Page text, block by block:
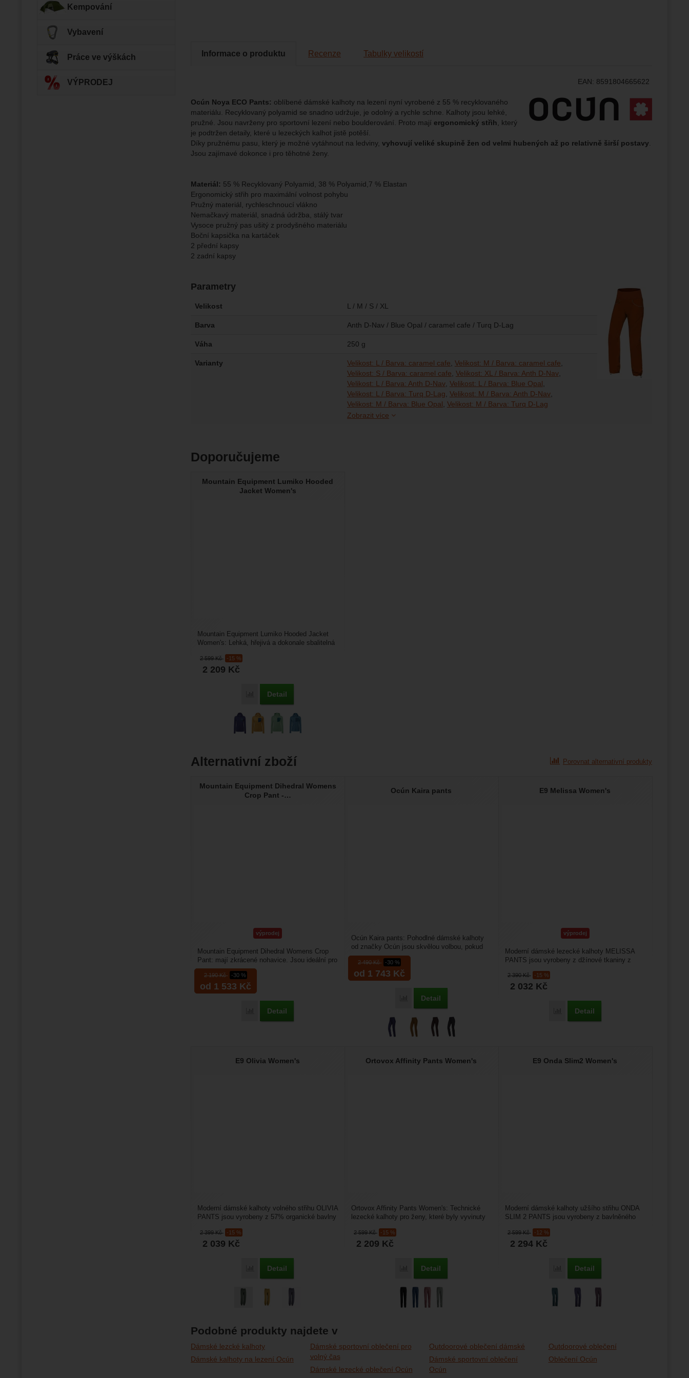
Zobrazit
Tyto cookies nám umožňují měření výkonu našeho webu i našich reklamních kampaní.
Zobrazit
Marketingové cookies používáme my nebo naši partneři, abychom vám mohli zobrazit
vhodné obsahy nebo reklamy jak na našich stránkách, tak na stránkách třetích stran.
Informace o produktu Recenze Tabulky velikostí
EAN: 8591804665622
Výrobce:
Ocún Noya ECO Pants: oblíbené dámské kalhoty na lezení nyní vyrobené z 55 % recyklovaného
materiálu. Recyklovaný polyamid se snadno udržuje, je odolný a rychle schne. Kalhoty jsou lehké,
pružné. Jsou navrženy pro sportovní lezení nebo boulderování. Proto mají ergonomický střih, který
je podtržen detaily, které u lezeckých kalhot jistě potěší.
Díky pružnému pasu, který je možné vytáhnout na ledviny, vyhovují veliké skupině žen od velmi hubených až po relativně širší postavy.
Jsou zajímavé dokonce i pro těhotné ženy.
Materiál: 55 % Recyklovaný Polyamid, 38 % Polyamid,7 % Elastan
Ergonomický střih pro maximální volnost pohybu
Pružný materiál, rychleschnoucí vlákno
Nemačkavý materiál, snadná údržba, stálý tvar
Vysoce pružný pas ušitý z prodyšného materiálu
Boční kapsička na kartáček
2 přední kapsy
2 zadní kapsy
Parametry
Velikost L / M / S / XL
Barva Anth D-Nav / Blue Opal / caramel cafe / Turq D-Lag
Váha 250 g
Varianty Velikost: L / Barva: caramel cafe Velikost: M / Barva: caramel cafe
Velikost: S / Barva: caramel cafe Velikost: XL / Barva: Anth D-Nav
Velikost: L / Barva: Anth D-Nav Velikost: L / Barva: Blue Opal
Velikost: L / Barva: Turq D-Lag Velikost: M / Barva: Anth D-Nav
Velikost: M / Barva: Blue Opal Velikost: M / Barva: Turq D-LagVelikost: S / Barva: Anth D-Nav
Velikost: S / Barva: Blue Opal
Velikost: S / Barva: Turq D-Lag
Zobrazit více
Doporučujeme
Mountain Equipment Lumiko Hooded
Jacket Women's
2 599Kč -15 %
2 209 Kč
Porovnat
Detail
Mountain Equipment Lumiko Hooded Jacket
Women's: Lehká, hřejivá a dokonale sbalitelná
Alternativní zboží Porovnat alternativní produkty
Mountain Equipment Dihedral Womens
Crop Pant -…
výprodej
2 190Kč -30 %
od 1 533 Kč
Porovnat
Detail
Mountain Equipment Dihedral Womens Crop
Pant: mají zkrácené nohavice. Jsou ideální pro
volnočasové aktivity,...
Ocún Kaira pants
2 490Kč -30 %
od 1 743 Kč
Porovnat
Detail
Ocún Kaira pants: Pohodlné dámské kalhoty
od značky Ocún jsou skvělou volbou, pokud
hledáte dobře padnoucí...
E9 Melissa Women's
výprodej
2 390Kč -15 %
2 032 Kč
Porovnat
Detail
Moderní dámské lezecké kalhoty MELISSA
PANTS jsou vyrobeny z džínové tkaniny z
E9 Olivia Women's
2 399Kč -15 %
2 039 Kč
Porovnat
Detail
Moderní dámské kalhoty volného střihu OLIVIA
PANTS jsou vyrobeny z 57% organické bavlny
Ortovox Affinity Pants Women's
2 599Kč -15 %
2 209 Kč
Porovnat
Detail
Ortovox Affinity Pants Women's: Technické
lezecké kalhoty pro ženy, které byly vyvinuty
E9 Onda Slim2 Women's
2 599Kč -12 %
2 294 Kč
Porovnat
Detail
Moderní dámské kalhoty užšího střihu ONDA
SLIM 2 PANTS jsou vyrobeny z bavlněného
Podobné produkty najdete v
Dámské lezcké kalhoty
Dámské kalhoty na lezení Ocún
Dámské sportovní oblečení pro
volný čas
Dámské lezecké oblečení Ocún
Outdoorové oblečení dámské
Dámské sportovní oblečení
Ocún
Outdoorové oblečení
Oblečení Ocún
Kempování
Vybavení
Práce ve výškách
VÝPRODEJ